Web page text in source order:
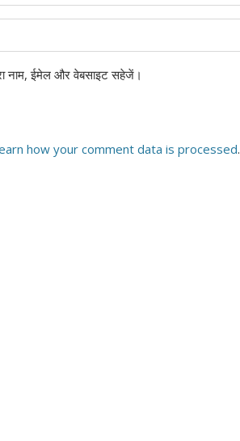
नाम, ईमेल और वेबसाइट सहेजें।
how your comment data is processed.